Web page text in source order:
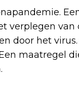
verplegen
door het
maatregel